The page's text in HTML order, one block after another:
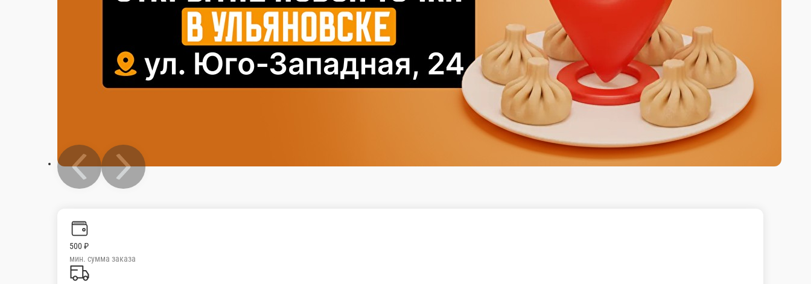
500 ₽
мин. сумма заказа